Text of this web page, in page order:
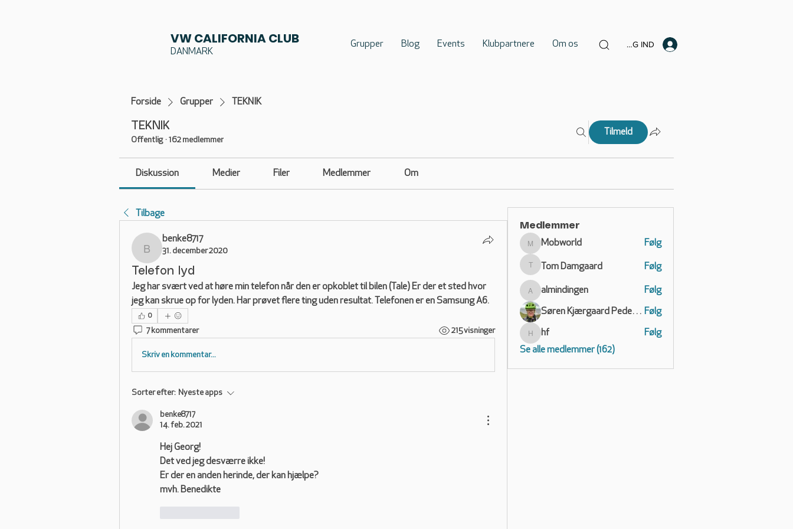
VW CALIFORNIA CLUB
DANMARK
Grupper Blog Events Klubpartnere Om os LOG IND
Forside Grupper TEKNIK
TEKNIK
Offentlig · 162 medlemmer
Tilmeld
Diskussion Medier Filer Medlemmer Om
Tilbage
benke8717
benke8717
31. december 2020
Telefon lyd
Jeg har svært ved at høre min telefon når den er opkoblet til bilen (Tale) Er der et sted hvor
jeg kan skrue op for lyden. Har prøvet flere ting uden resultat. Telefonen er en Samsung A6.
0
7 kommentarer 215 visninger
Skriv en kommentar...
Sorter efter: Nyeste apps
benke8717
14. feb. 2021
Hej Georg!
Det ved jeg desværre ikke!
Er der en anden herinde, der kan hjælpe?
mvh. Benedikte
Medlemmer
Mobworld
Mobworld Følg
Tom Damgaard
Tom Damgaard Følg
almindingen
almindingen Følg
Søren Kjærgaard Pedersen Følg
hf
Følg
Se alle medlemmer (162)